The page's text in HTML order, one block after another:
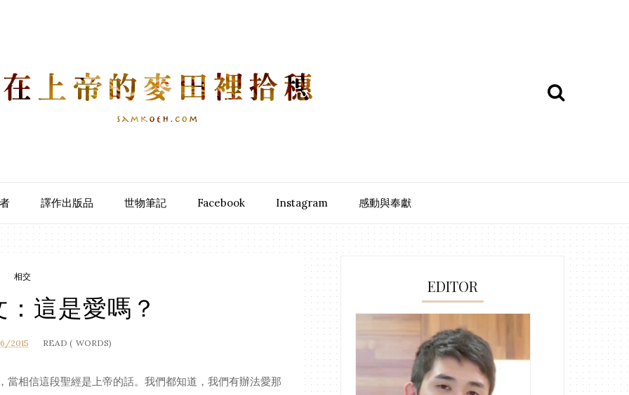
譯作出版品 世物筆記 Facebook Instagram 感動與奉獻
相交
這是愛嗎？
2015 READ ( WORDS)
當相信這段聖經是上帝的話。我們都知道，我們有辦法愛那
EDITOR